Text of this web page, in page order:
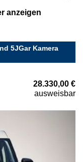
anzeigen
5JGar Kamera
28.330,00 €
ausweisbar